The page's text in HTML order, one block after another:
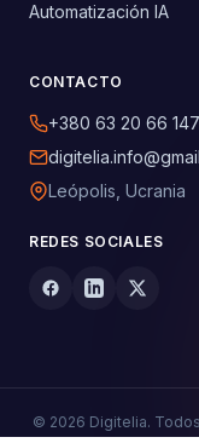
Automatización IA
CONTACTO
+380 63 20 66 147
Leópolis, Ucrania
REDES SOCIALES
© 2026 Digitelia.